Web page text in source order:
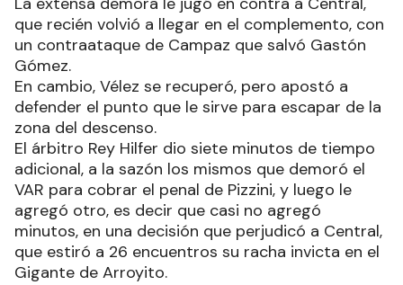
que recién volvió a llegar en el complemento, con
un contraataque de Campaz que salvó Gastón
Gómez.
En cambio, Vélez se recuperó, pero apostó a
defender el punto que le sirve para escapar de la
zona del descenso.
El árbitro Rey Hilfer dio siete minutos de tiempo
adicional, a la sazón los mismos que demoró el
VAR para cobrar el penal de Pizzini, y luego le
agregó otro, es decir que casi no agregó
minutos, en una decisión que perjudicó a Central,
que estiró a 26 encuentros su racha invicta en el
Gigante de Arroyito.